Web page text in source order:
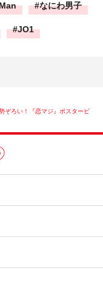
なにわ男子
JO1
ぞろい！『恋マジ』ポスタービ